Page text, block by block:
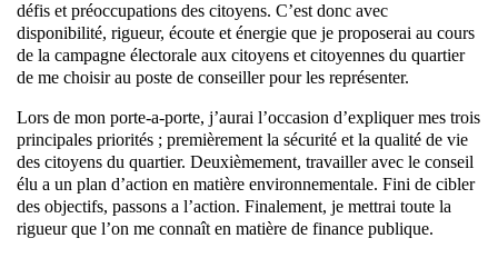
défis et préoccupations des citoyens. C’est donc avec
disponibilité, rigueur, écoute et énergie que je proposerai au cours
de la campagne électorale aux citoyens et citoyennes du quartier
de me choisir au poste de conseiller pour les représenter.
Lors de mon porte-a-porte, j’aurai l’occasion d’expliquer mes trois
principales priorités ; premièrement la sécurité et la qualité de vie
des citoyens du quartier. Deuxièmement, travailler avec le conseil
élu a un plan d’action en matière environnementale. Fini de cibler
des objectifs, passons a l’action. Finalement, je mettrai toute la
rigueur que l’on me connaît en matière de finance publique.